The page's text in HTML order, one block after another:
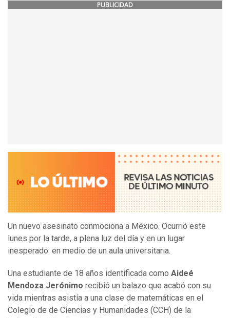
PUBLICIDAD
Un nuevo asesinato conmociona a México. Ocurrió este
lunes por la tarde, a plena luz del día y en un lugar
inesperado: en medio de un aula universitaria.
Una estudiante de 18 años identificada como Aideé
Mendoza Jerónimo recibió un balazo que acabó con su
vida mientras asistía a una clase de matemáticas en el
Colegio de de Ciencias y Humanidades (CCH) de la